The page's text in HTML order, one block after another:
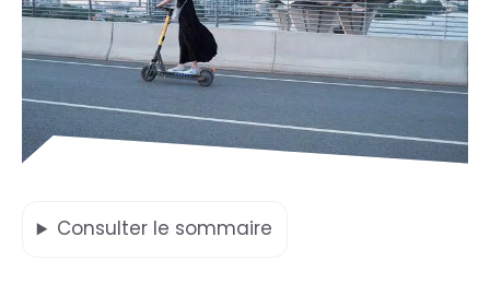
Consulter le sommaire